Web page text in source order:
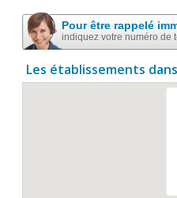
Pour être rappelé
indiquez votre numéro de
Les établissements